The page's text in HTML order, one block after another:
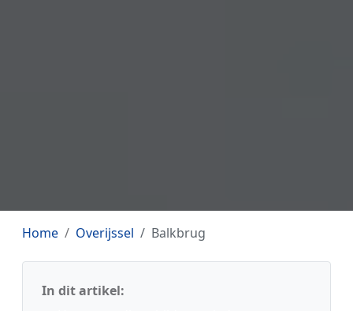
Home Overijssel Balkbrug
In dit artikel: